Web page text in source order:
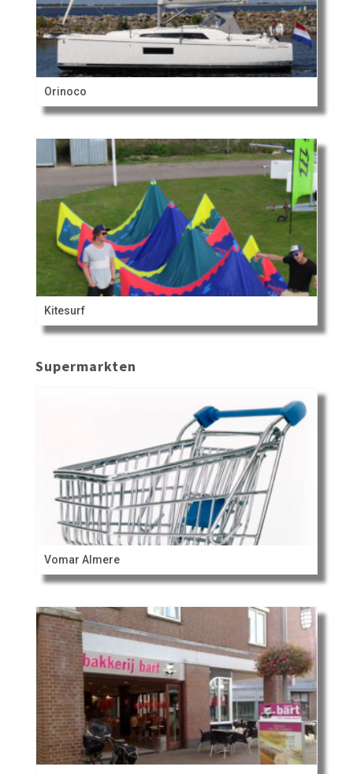
Orinoco
Kitesurf
Supermarkten
Vomar Almere